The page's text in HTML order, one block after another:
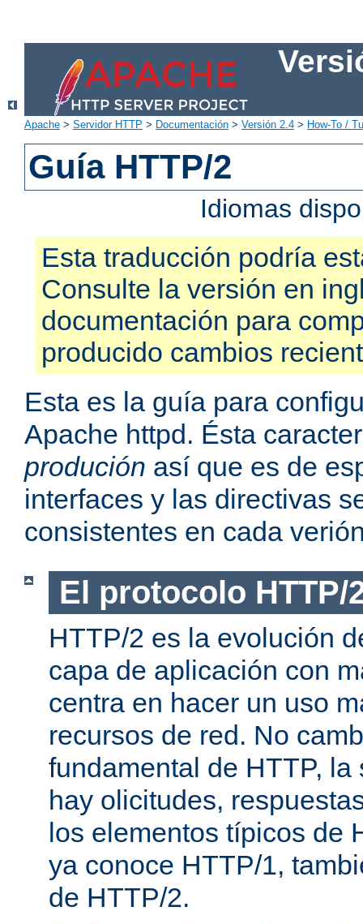
Apache > Servidor HTTP > Documentación > Versión 2.4 > How-To /
Guía HTTP/2
Idiomas
Esta traducción podría
Consulte la versión en
documentación para
producido cambios
Esta es la guía para
Apache httpd. Ésta
produción así que es de
interfaces y las directivas
consistentes en cada
El protocolo HTTP/
HTTP/2 es la evolución
capa de aplicación con
centra en hacer un uso
recursos de red. No
fundamental de HTTP, la
hay olicitudes,
los elementos típicos de
ya conoce HTTP/1,
de HTTP/2.